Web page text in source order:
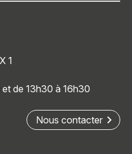
1
et de 13h30 à 16h30
Nous contacter